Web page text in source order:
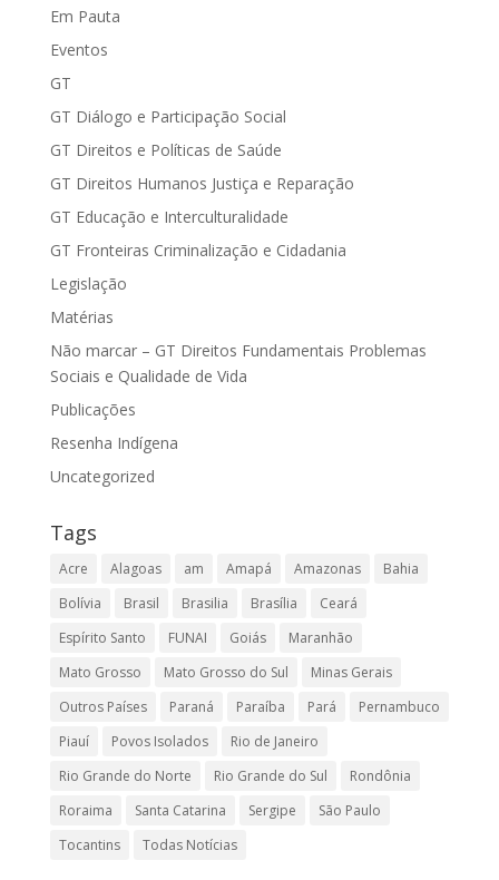
Em Pauta
Eventos
GT
GT Diálogo e Participação Social
GT Direitos e Políticas de Saúde
GT Direitos Humanos Justiça e Reparação
GT Educação e Interculturalidade
GT Fronteiras Criminalização e Cidadania
Legislação
Matérias
Não marcar – GT Direitos Fundamentais Problemas
Sociais e Qualidade de Vida
Publicações
Resenha Indígena
Uncategorized
Tags
Acre Alagoas am Amapá Amazonas
Bahia
Bolívia
Brasil Brasilia Brasília
Ceará
Espírito Santo
FUNAI Goiás
Maranhão
Mato Grosso
Mato Grosso do Sul
Minas Gerais
Outros Países
Paraná Paraíba Pará
Pernambuco
Piauí
Povos Isolados
Rio de Janeiro
Rio Grande do Norte
Rio Grande do Sul
Rondônia
Roraima
Santa Catarina Sergipe
São Paulo
Tocantins
Todas Notícias